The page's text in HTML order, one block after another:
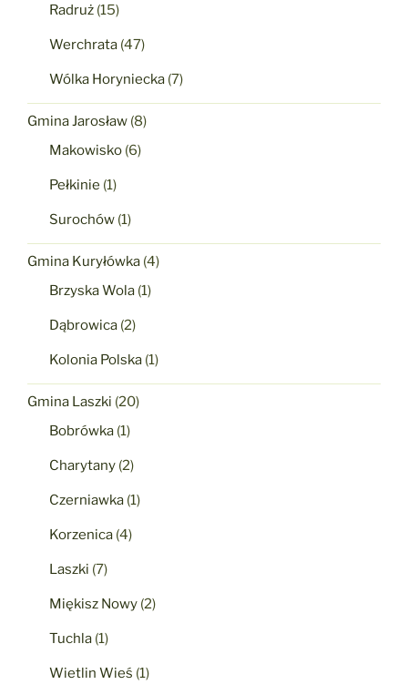
Radruż (15)
Werchrata (47)
Wólka Horyniecka (7)
Gmina Jarosław (8)
Makowisko (6)
Pełkinie (1)
Surochów (1)
Gmina Kuryłówka (4)
Brzyska Wola (1)
Dąbrowica (2)
Kolonia Polska (1)
Gmina Laszki (20)
Bobrówka (1)
Charytany (2)
Czerniawka (1)
Korzenica (4)
Laszki (7)
Miękisz Nowy (2)
Tuchla (1)
Wietlin Wieś (1)